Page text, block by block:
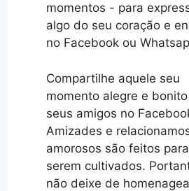
momentos - para
algo do seu coração e
no Facebook ou
Compartilhe aquele seu
momento alegre e
seus amigos no
Amizades e
amorosos são feitos para
serem cultivados.
não deixe de